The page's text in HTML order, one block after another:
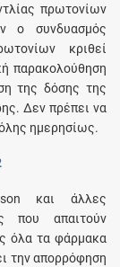
πρωτονίων
ο συνδυασμός
κριθεί
παρακολούθηση
της δόσης της
Δεν πρέπει να
ημερησίως.
και άλλες
που απαιτούν
όλα τα φάρμακα
την απορρόφηση